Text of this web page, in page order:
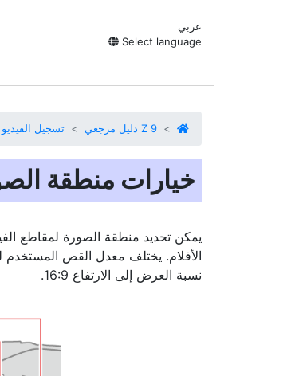
عربي
Select language
Z 9 دليل مرجعي تسجيل الفيديو
خيارات منطقة
يمكن تحديد منطقة الصورة لمقاطع
الأفلام. يختلف معدل القص المستخدم
نسبة العرض إلى الارتفاع 16:9.